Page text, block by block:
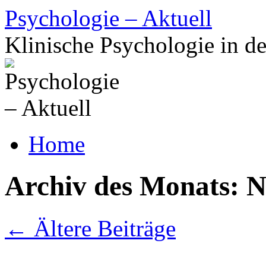
Zum
Inhalt
springen
Psychologie – Aktuell
Klinische Psychologie in
Home
Archiv des Monats:
← Ältere Beiträge